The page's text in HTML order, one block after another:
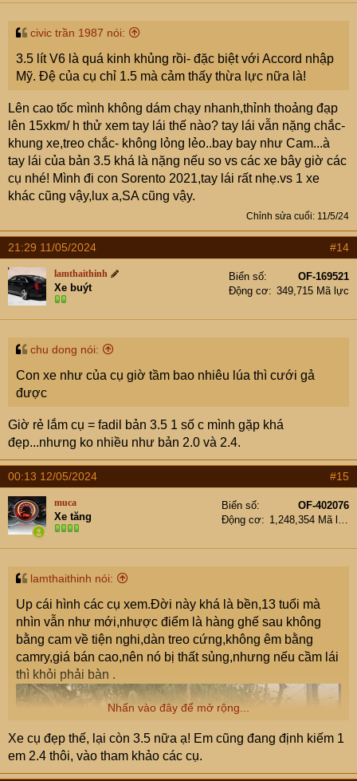
s
civic trần 1987 nói:
3.5 lít V6 là quá kinh khủng rồi- đặc biệt với Accord nhập
Mỹ. Đệ của cụ chỉ 1.5 mà cảm thấy thừa lực nữa là!
Lên cao tốc mình không dám chạy nhanh,thỉnh thoảng đạp
lên 15xkm/ h thử xem tay lái thế nào? tay lái vẫn nặng chắc-
khung xe,treo chắc- không lỏng lẻo..bay bay như Cam...à
tay lái của bản 3.5 khá là nặng nếu so vs các xe bây giờ các
cụ nhé! Mình đi con Sorento 2021,tay lái rất nhẹ.vs 1 xe
khác cũng vậy,lux a,SA cũng vậy.
Chỉnh sửa cuối: 11/5/24
21:29 11/05/2024 #14
lamthaithinh
Xe buýt
Biển số
OF-169521
Động cơ
349,715 Mã lực
chu dong nói:
Con xe như của cụ giờ tầm bao nhiêu lúa thì cưới gả
được
Giờ rẻ lắm cụ = fadil bản 3.5 1 số c mình gặp khá
đẹp...nhưng ko nhiều như bản 2.0 và 2.4.
00:13 12/05/2024 #15
muca
Xe tăng
Biển số
OF-402076
Động cơ
1,248,354 Mã lực
lamthaithinh nói:
Up cái hình các cụ xem.Đời này khá là bền,13 tuổi mà
nhìn vẫn như mới,nhược điểm là hàng ghế sau không
bằng cam về tiện nghi,dàn treo cứng,không êm bằng
camry,giá bán cao,nên nó bị thất sủng,nhưng nếu cầm lái
thì khỏi phải bàn .
Nhấn vào đây để mở rộng...
Xe cụ đẹp thế, lại còn 3.5 nữa ạ! Em cũng đang định kiếm 1
em 2.4 thôi, vào tham khảo các cụ.